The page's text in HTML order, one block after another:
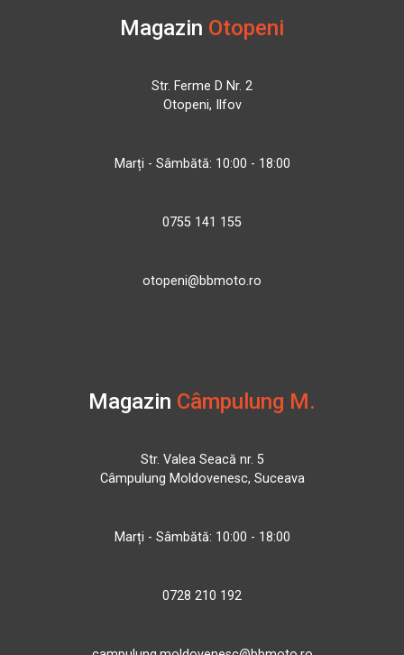
Magazin Otopeni
Str. Ferme D Nr. 2
Otopeni, Ilfov
Marți - Sâmbătă: 10:00 - 18:00
0755 141 155
otopeni@bbmoto.ro
Magazin Câmpulung M.
Str. Valea Seacă nr. 5
Câmpulung Moldovenesc, Suceava
Marți - Sâmbătă: 10:00 - 18:00
0728 210 192